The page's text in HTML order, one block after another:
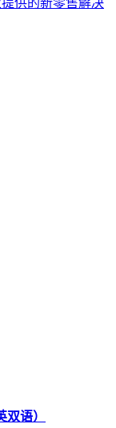
供的新零售解决
语）